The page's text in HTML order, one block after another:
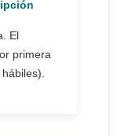
El
primera